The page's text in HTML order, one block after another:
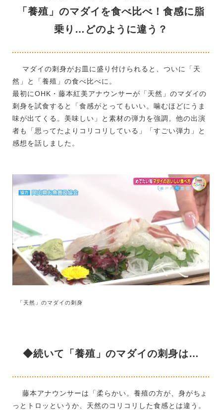
「養殖」のマダイを食べ比べ！食感に脂
乗り…どのように違う？
マダイの刺身がお皿に盛り付けられると、ついに「天
然」と「養殖」の食べ比べに。
最初にOHK・藤本紅美アナウンサーが「天然」のマダイの
刺身を試食すると「食感がとってもいい。噛むほどにうま
味が出てくる。美味しい」と素材の弾力を強調。他の出演
者も「思ってたよりコリコリしている」「すごい弾力」と
感想を話しました。
「天然」のマダイの刺身
◆続いて「養殖」のマダイの刺身は…
藤本アナウンサーは「柔らかい。養殖の方が、身がちょ
っとトロッというか、天然のコリコリした食感とは違う。